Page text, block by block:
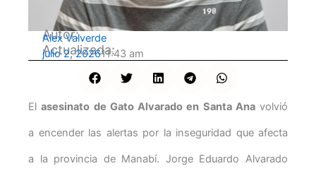
Autor:
Alex Valverde
Actualizada:
julio 2, 202611:43 am
Elasesinato de Gato Alvarado en Santa Anavolvió
a encender las alertas por la inseguridad que afecta
a la provincia de Manabí. Jorge Eduardo Alvarado